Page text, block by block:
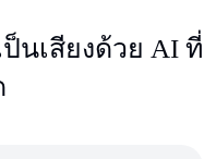
นเสียงด้วย AI ที่